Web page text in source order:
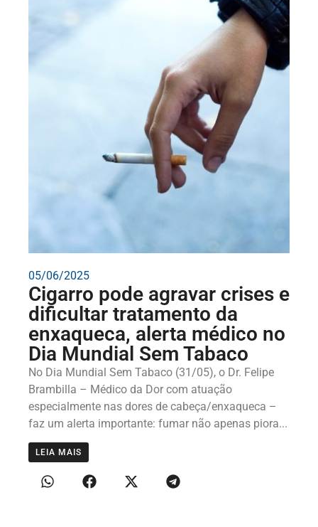
05/06/2025
Cigarro pode agravar crises e
dificultar tratamento da
enxaqueca, alerta médico no
Dia Mundial Sem Tabaco
No Dia Mundial Sem Tabaco (31/05), o Dr. Felipe
Brambilla – Médico da Dor com atuação
especialmente nas dores de cabeça/enxaqueca –
faz um alerta importante: fumar não apenas piora...
LEIA MAIS